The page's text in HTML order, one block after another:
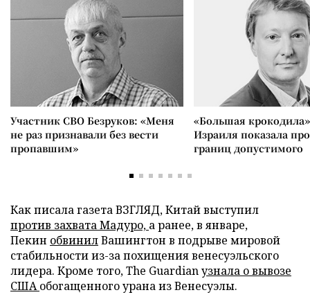
Участник СВО Безруков: «Меня
не раз признавали без вести
пропавшим»
«Большая
Израиля показала
границ допустимого
Как писала газета ВЗГЛЯД, Китай выступил
против захвата Мадуро, а ранее, в январе,
Пекин обвинилВашингтон в подрыве мировой
стабильности из-за похищения венесуэльского
лидера. Кроме того, The Guardianузнала о вывозе
СШАобогащенного урана из Венесуэлы.